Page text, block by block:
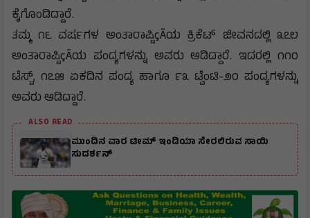
ಕೈಗೊಂಡಿದ್ದಾರೆ.
ತಮ್ಮ ೧೬ ವರ್ಷಗಳ ಅಂತಾರಾಷ್ಟಿçÃಯ ಕ್ರಿಕೆಟ್ ಜೀವನದಲ್ಲಿ ೩೭೮
ಅಂತಾರಾಷ್ಟಿçÃಯ ಪಂದ್ಯಗಳನ್ನು ಅವರು ಆಡಿದ್ದಾರೆ. ಇದರಲ್ಲಿ ೧೧೦
ಟೆಸ್ಟ್, ೧೭೫ ಏಕದಿನ ಪಂದ್ಯ ಹಾಗೂ ೯೩ ಟ್ವೆಂಟಿ-೨೦ ಪಂದ್ಯಗಳನ್ನು
ಅವರು ಆಡಿದ್ದಾರೆ.
ALSO READ
ಮುಂದಿನ ವಾರ ಟೀಮ್ ಇಂಡಿಯಾ ಸೇರಲಿರುವ ಸಾಯಿ
ಸುದರ್ಶನ್